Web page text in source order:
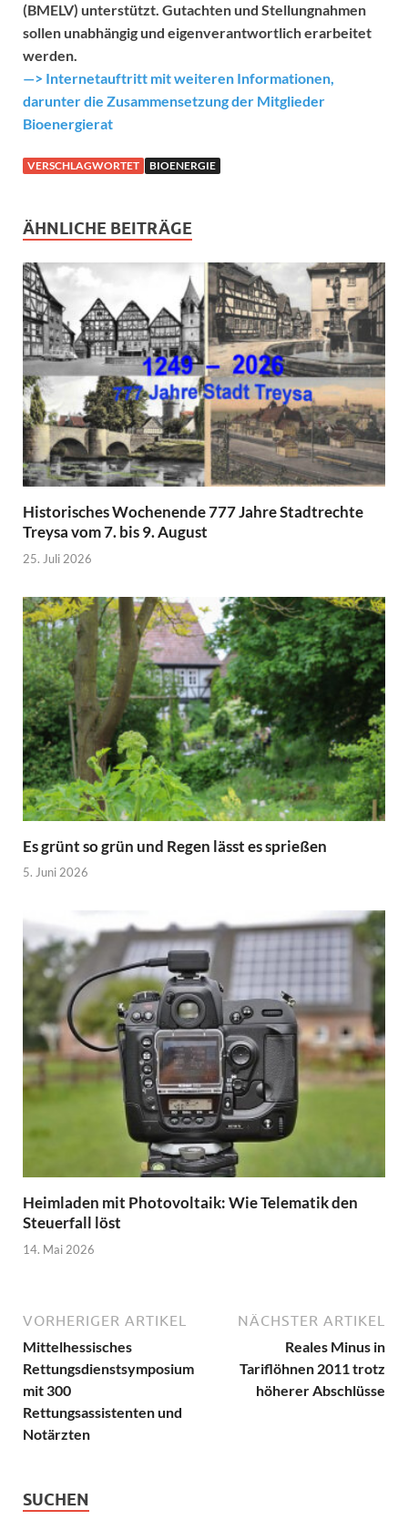
(BMELV) unterstützt. Gutachten und Stellungnahmen
sollen unabhängig und eigenverantwortlich erarbeitet
werden.
—> Internetauftritt mit weiteren Informationen,
darunter die Zusammensetzung der Mitglieder
Bioenergierat
VERSCHLAGWORTET BIOENERGIE
ÄHNLICHE BEITRÄGE
Historisches Wochenende 777 Jahre Stadtrechte
Treysa vom 7. bis 9. August
25. Juli 2026
Es grünt so grün und Regen lässt es sprießen
5. Juni 2026
Heimladen mit Photovoltaik: Wie Telematik den
Steuerfall löst
14. Mai 2026
VORHERIGER ARTIKEL
Mittelhessisches
Rettungsdienstsymposium
mit 300
Rettungsassistenten und
Notärzten
NÄCHSTER ARTIKEL
Reales Minus in
Tariflöhnen 2011 trotz
höherer Abschlüsse
SUCHEN